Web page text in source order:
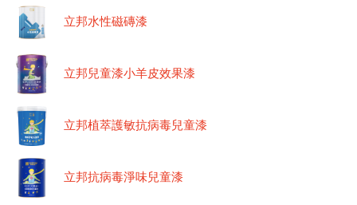
立邦水性磁磚漆
立邦兒童漆小羊皮效果漆
立邦植萃護敏抗病毒兒童漆
立邦抗病毒淨味兒童漆